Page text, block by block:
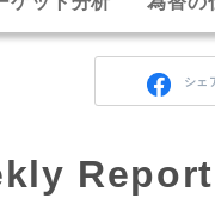
シェ
Report